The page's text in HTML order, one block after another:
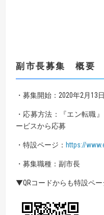
副市長募集 概要
・募集開始：2020年2月13
・応募方法：『エン転職
ービスから応募
・特設ページ： https://
・募集職種：副市長
▼QRコードからも特設ペ